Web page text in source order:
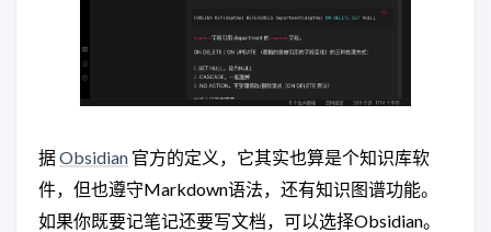
据Obsidian 官方的定义，它其实也算是个知识库软
件，但也遵守Markdown语法，还有知识图谱功能。
如果你既要记笔记还要写文档，可以选择Obsidian。